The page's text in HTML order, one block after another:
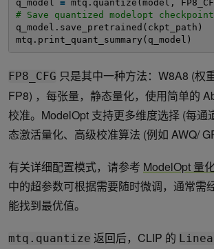
q_model = mtq.quantize(model,
# Save quantized modelopt checkpoint
q_model.save_pretrained(ckpt_path)
mtq.print_quant_summary(q_model)
FP8_CFG 只是其中一种方法：W8A8 (权
FP8) ，每张量，静态量化，使用简单的
校准。ModelOpt 支持更多维度选择 (每通
态激活量化、高级校准算法 (例如 AWQ/
有关详细配置模式，请参考 ModelOpt 量
中的超参数可根据需要随时微调，通常需
能找到最优值。
mtq.quantize 返回后，CLIP 的